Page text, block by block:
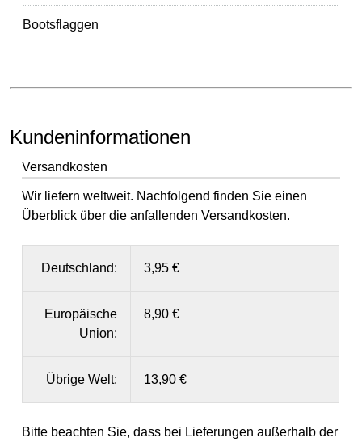
Bootsflaggen
Kundeninformationen
Versandkosten
Wir liefern weltweit. Nachfolgend finden Sie einen
Überblick über die anfallenden Versandkosten.
Deutschland: 3,95 €
Europäische
Union:
8,90 €
Übrige Welt: 13,90 €
Bitte beachten Sie, dass bei Lieferungen außerhalb der